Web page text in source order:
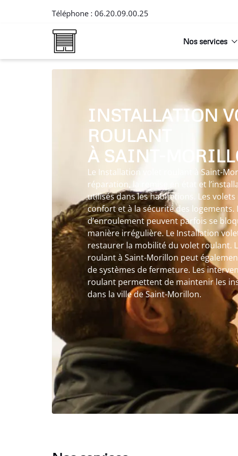
Téléphone : 06.20.09.00.25
Nos services
INSTALLATION
ROULANT
À SAINT-
Le Installation volet roulant à Saint-
réparation, la remise en état et
utilisés dans les habitations. Les
confort et à la sécurité des logements.
d’enroulement peuvent parfois se
manière irrégulière. Le Installation
restaurer la mobilité du volet roulant.
roulant à Saint-Morillon peut
de systèmes de fermeture. Les
roulant permettent de maintenir les
dans la ville de Saint-Morillon.